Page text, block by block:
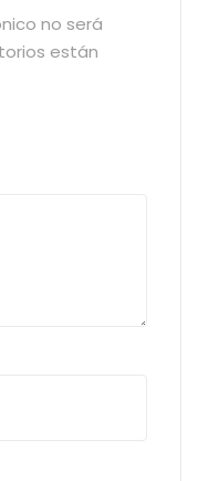
no será
están